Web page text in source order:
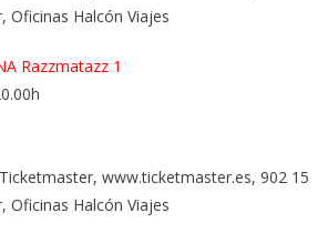
Oficinas Halcón Viajes
Razzmatazz 1
www.ticketmaster.es, 902 15
Oficinas Halcón Viajes